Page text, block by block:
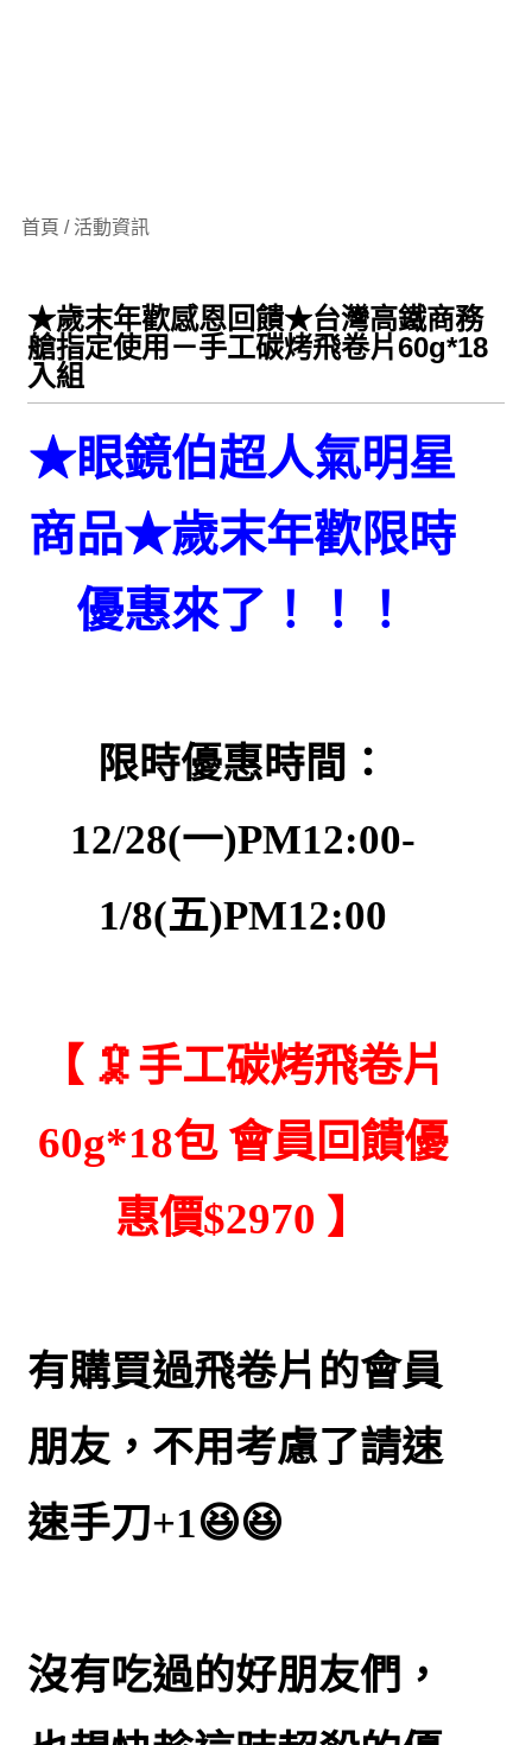
首頁 / 活動資訊
★歲末年歡感恩回饋★台灣高鐵商務
艙指定使用－手工碳烤飛卷片60g*18
入組
★眼鏡伯超人氣明星
商品★歲末年歡限時
優惠來了！！！
限時優惠時間：
12/28(一)PM12:00-
1/8(五)PM12:00
【 🦑手工碳烤飛卷片
60g*18包 會員回饋優
惠價$2970 】
有購買過飛卷片的會員
朋友，不用考慮了請速
速手刀+1😆😆
沒有吃過的好朋友們，